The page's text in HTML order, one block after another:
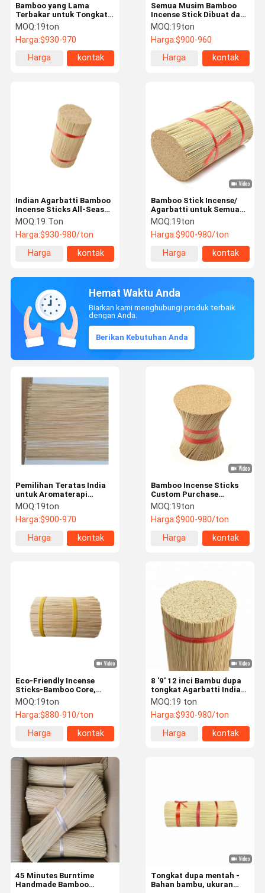
Rumah Produk
Bamboo yang Lama
Terbakar untuk Tongkat
dupa Mudah Diproses dan
Mudah Disimpan
MOQ:19ton
Harga:$930-970
Harga
kontak
Semua Musim Bamboo
Incense Stick Dibuat dari
Bamboo Stick untuk
Agarbatti India Ramah
Lingkungan
MOQ:19ton
Harga:$900-960
Harga
kontak
Indian Agarbatti Bamboo
Incense Sticks All-Season
Bamboo Seed Jenis untuk
Produksi Stick
MOQ:19 Ton
Harga:$930-980/ton
Harga
kontak
Bamboo Stick Incense/
Agarbatti untuk Semua
Musim India Bamboo
Incense Sticks China
Bamboo Jiangxi Sticks
MOQ:19ton
Harga:$900-980/ton
Harga
kontak
Hemat Waktu Anda
Biarkan kami menghubungi produk terbaik
dengan Anda.
Berikan Kebutuhan Anda
Bamboo Incense Sticks
Custom Purchase
Circular Skewers untuk
Produksi Agarbatti yang
Berkelanjutan dan Ramah
MOQ:19ton
Harga:$900-980/ton
Harga
kontak
Pemilihan Teratas India
untuk Aromaterapi
Sepanjang Musim
Bamboo Incense Sticks
dari Produsen Langsung
MOQ:19ton
Harga:$900-970
Harga
kontak
8 '9' 12 inci Bambu dupa
tongkat Agarbatti India
untuk semua musim
membakar kebutuhan
MOQ:19 ton
Harga:$930-980/ton
Harga
kontak
Eco-Friendly Incense
Sticks-Bamboo Core,
Rasakan Inti India Dengan
Bahan Baku Alami Indian
Incense Stick China
Direct Bamboo Stick
Incense
MOQ:19ton
Harga:$880-910/ton
Harga
kontak
Tongkat dupa mentah -
Bahan bambu, ukuran
45 Minutes Burntime
Handmade Bamboo